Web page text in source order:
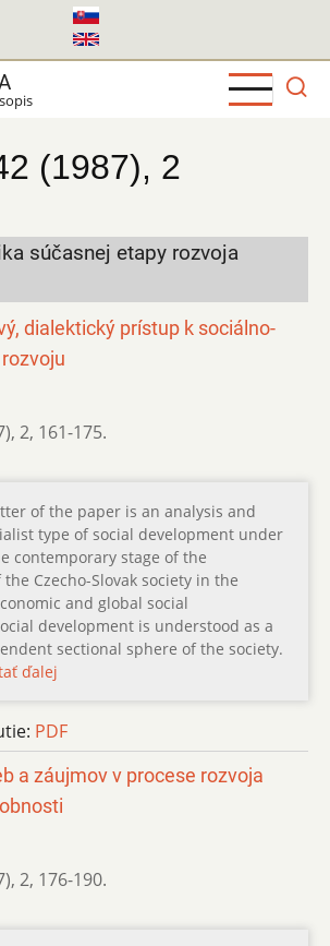
(1987), 2
súčasnej etapy rozvoja
dialektický prístup k sociálno-
, 2, 161-175.
of the paper is an analysis and
type of social development under
contemporary stage of the
Czecho-Slovak society in the
and global social
development is understood as a
sectional sphere of the society.
ďalej
PDF
a záujmov v procese rozvoja
, 2, 176-190.